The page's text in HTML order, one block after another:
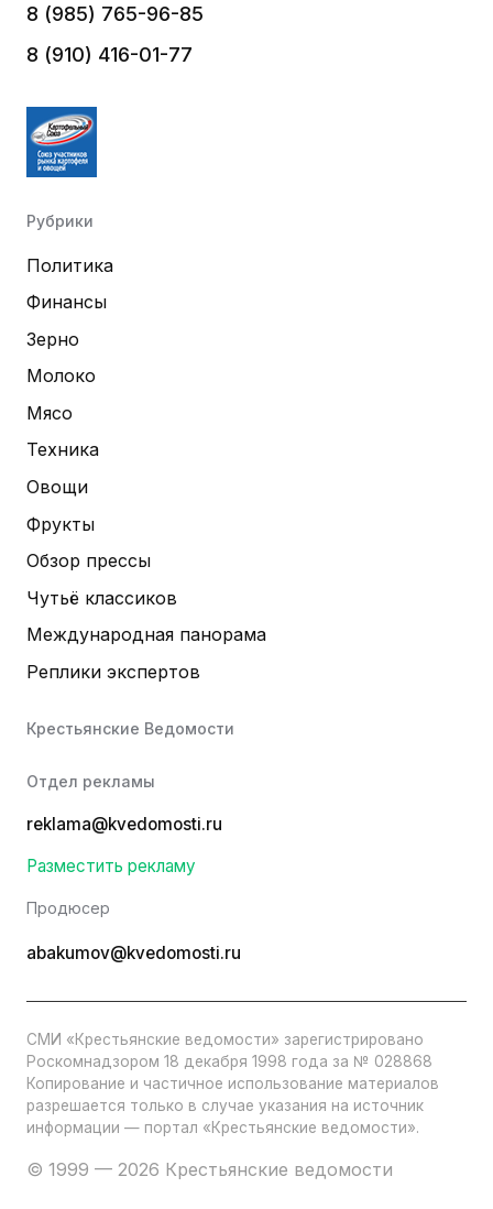
8 (985) 765-96-85
8 (910) 416-01-77
Рубрики
Политика
Финансы
Зерно
Молоко
Мясо
Техника
Овощи
Фрукты
Обзор прессы
Чутьё классиков
Международная панорама
Реплики экспертов
Крестьянские Ведомости
Отдел рекламы
reklama@kvedomosti.ru
Разместить рекламу
Продюсер
abakumov@kvedomosti.ru
СМИ «Крестьянские ведомости» зарегистрировано
Роскомнадзором 18 декабря 1998 года за № 028868
Копирование и частичное использование материалов
разрешается только в случае указания на источник
информации — портал «Крестьянские ведомости».
© 1999 — 2026 Крестьянские ведомости